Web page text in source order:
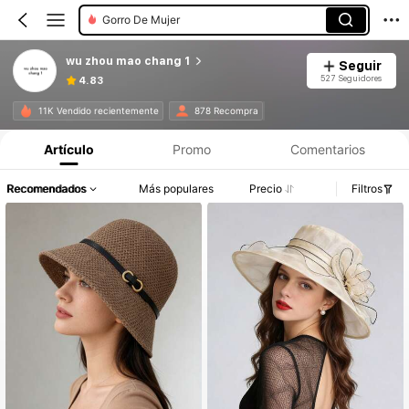
Gorro De Mujer
wu zhou mao chang 1
4.83
Seguir
527 Seguidores
11K Vendido recientemente 878 Recompra
Artículo Promo Comentarios
Recomendados Más populares Precio Filtros